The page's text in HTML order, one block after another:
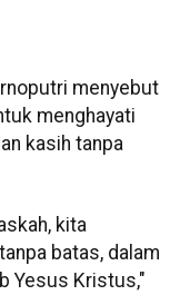
menyebut
menghayati
kasih tanpa
kita
batas, dalam
Yesus Kristus,"